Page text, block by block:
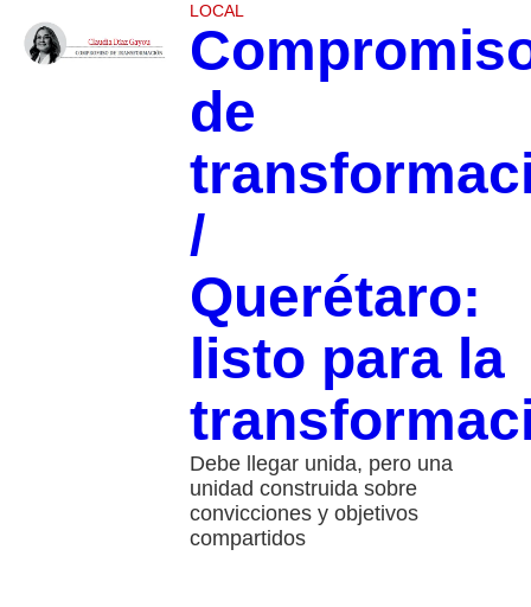
LOCAL
de
/
Querétaro:
listo para la
Debe llegar unida, pero una
unidad construida sobre
convicciones y objetivos
compartidos